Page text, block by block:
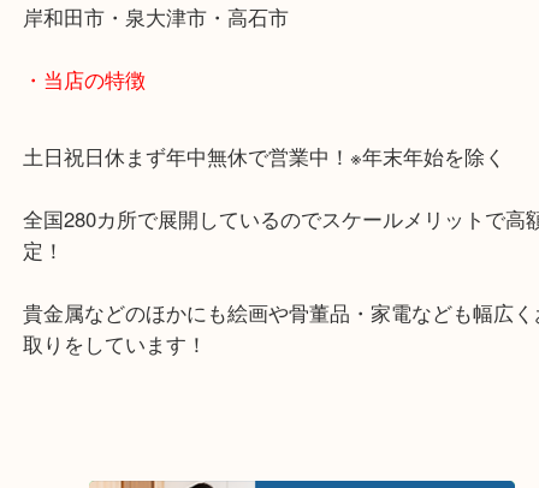
Facebook
Twitter
SEIKO グランドセイコー 9F62-0AB0の買取
て
公開日:2021/08/19 最終更新日:2025/07/23
0AB0
Ｎ/Ａ ）
全て
時計 セイコー